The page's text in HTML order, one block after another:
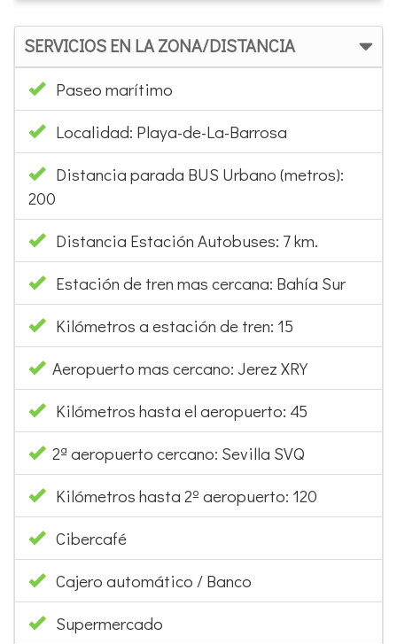
SERVICIOS EN LA ZONA/DISTANCIA
Paseo marítimo
Localidad: Playa-de-La-Barrosa
Distancia parada BUS Urbano (metros):
200
Distancia Estación Autobuses: 7 km.
Estación de tren mas cercana: Bahía Sur
Kilómetros a estación de tren: 15
Aeropuerto mas cercano: Jerez XRY
Kilómetros hasta el aeropuerto: 45
2ª aeropuerto cercano: Sevilla SVQ
Kilómetros hasta 2º aeropuerto: 120
Cibercafé
Cajero automático / Banco
Supermercado